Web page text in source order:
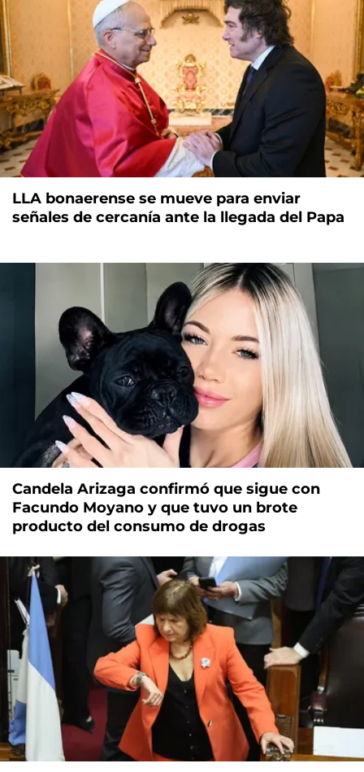
LLA bonaerense se mueve para enviar
señales de cercanía ante la llegada del Papa
Candela Arizaga confirmó que sigue con
Facundo Moyano y que tuvo un brote
producto del consumo de drogas